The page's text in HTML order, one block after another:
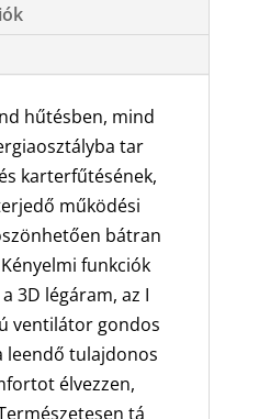
hűtésben, mind
tar
karterfűtésének,
működési
bátran
funkciók
3D légáram, az I
ventilátor gondos
leendő tulajdonos
élvezzen,
tá